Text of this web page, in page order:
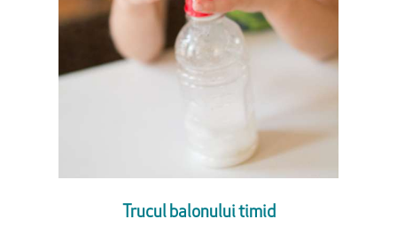
Trucul balonului timid